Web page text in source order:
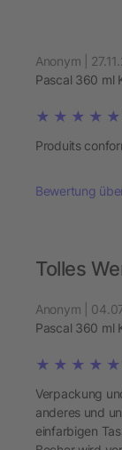
Anonym |
Pascal 360 ml
Produits
Bewertung
Tolles
Anonym |
Pascal 360 ml
Verpackung
anderes und
einfarbigen